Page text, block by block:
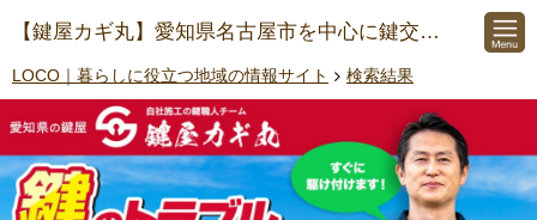
【鍵屋カギ丸】愛知県名古屋市を中心に鍵交換/鍵開け/開錠/鍵紛失/鍵修理にご対応
LOCO｜暮らしに役立つ地域の情報サイト 検索結果